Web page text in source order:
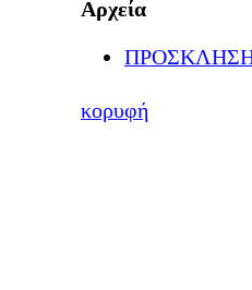
Αρχεία
ΠΡΟΣΚΛΗΣΗ
κορυφή